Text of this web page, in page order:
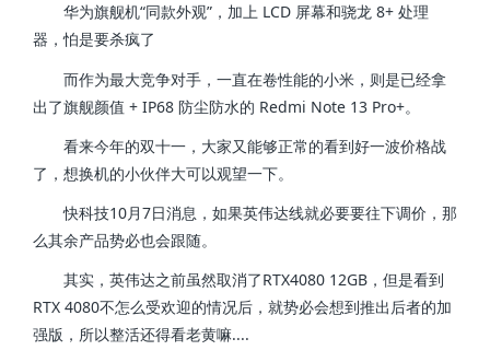
华为旗舰机“同款外观”，加上 LCD 屏幕和骁龙 8+ 处理
器，怕是要杀疯了
而作为最大竞争对手，一直在卷性能的小米，则是已经拿
出了旗舰颜值 + IP68 防尘防水的 Redmi Note 13 Pro+。
看来今年的双十一，大家又能够正常的看到好一波价格战
了，想换机的小伙伴大可以观望一下。
快科技10月7日消息，如果英伟达线就必要要往下调价，那
么其余产品势必也会跟随。
其实，英伟达之前虽然取消了RTX4080 12GB，但是看到
RTX 4080不怎么受欢迎的情况后，就势必会想到推出后者的加
强版，所以整活还得看老黄嘛....